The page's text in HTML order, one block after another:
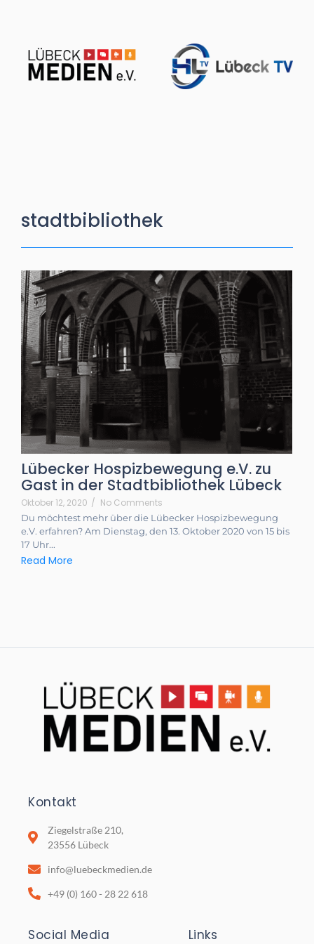
stadtbibliothek
Lübecker Hospizbewegung e.V. zu
Gast in der Stadtbibliothek Lübeck
Oktober 12, 2020 / No Comments
Du möchtest mehr über die Lübecker Hospizbewegung
e.V. erfahren? Am Dienstag, den 13. Oktober 2020 von 15 bis
17 Uhr...
Read More
Kontakt
Ziegelstraße 210,
23556 Lübeck
info@luebeckmedien.de
+49 (0) 160 - 28 22 618
Social Media Links